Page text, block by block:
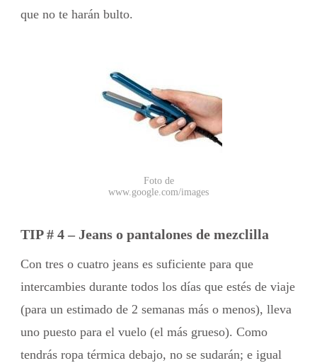
que no te harán bulto.
Foto de
www.google.com/images
TIP # 4 – Jeans o pantalones de mezclilla
Con tres o cuatro jeans es suficiente para que
intercambies durante todos los días que estés de viaje
(para un estimado de 2 semanas más o menos), lleva
uno puesto para el vuelo (el más grueso). Como
tendrás ropa térmica debajo, no se sudarán; e igual